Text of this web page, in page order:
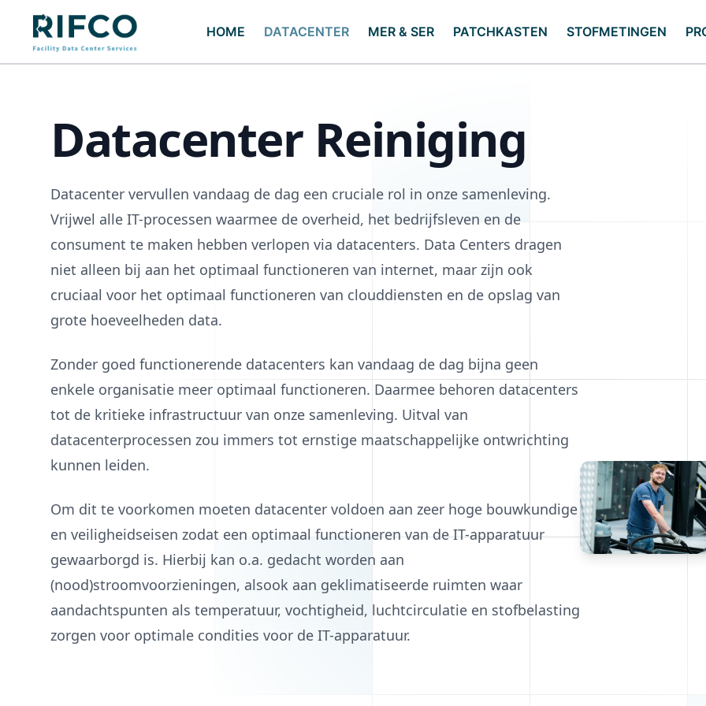
HOME DATACENTER MER & SER PATCHKASTEN STOFMETINGEN
Datacenter Reiniging
Datacenter vervullen vandaag de dag een cruciale rol in onze samenleving.
Vrijwel alle IT-processen waarmee de overheid, het bedrijfsleven en de
consument te maken hebben verlopen via datacenters. Data Centers dragen
niet alleen bij aan het optimaal functioneren van internet, maar zijn ook
cruciaal voor het optimaal functioneren van clouddiensten en de opslag van
grote hoeveelheden data.
Zonder goed functionerende datacenters kan vandaag de dag bijna geen
enkele organisatie meer optimaal functioneren. Daarmee behoren datacenters
tot de kritieke infrastructuur van onze samenleving. Uitval van
datacenterprocessen zou immers tot ernstige maatschappelijke ontwrichting
kunnen leiden.
Om dit te voorkomen moeten datacenter voldoen aan zeer hoge bouwkundige
en veiligheidseisen zodat een optimaal functioneren van de IT-apparatuur
gewaarborgd is. Hierbij kan o.a. gedacht worden aan
(nood)stroomvoorzieningen, alsook aan geklimatiseerde ruimten waar
aandachtspunten als temperatuur, vochtigheid, luchtcirculatie en stofbelasting
zorgen voor optimale condities voor de IT-apparatuur.